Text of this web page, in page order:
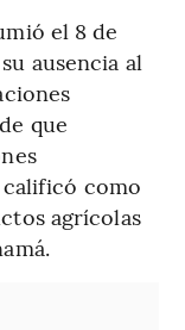
el 8 de
ausencia al
que
como
agrícolas